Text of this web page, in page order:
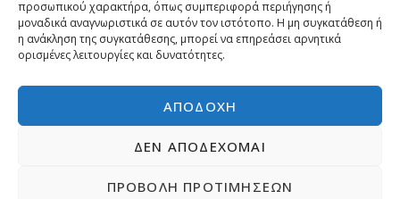
προσωπικού χαρακτήρα, όπως συμπεριφορά περιήγησης ή
μοναδικά αναγνωριστικά σε αυτόν τον ιστότοπο. Η μη συγκατάθεση ή
η ανάκληση της συγκατάθεσης, μπορεί να επηρεάσει αρνητικά
ορισμένες λειτουργίες και δυνατότητες.
ΑΠΟΔΟΧΉ
ΔΕΝ ΑΠΟΔΈΧΟΜΑΙ
ΠΡΟΒΟΛΉ ΠΡΟΤΙΜΉΣΕΩΝ
Copyright © 2026 | Developed byPr-om.gr